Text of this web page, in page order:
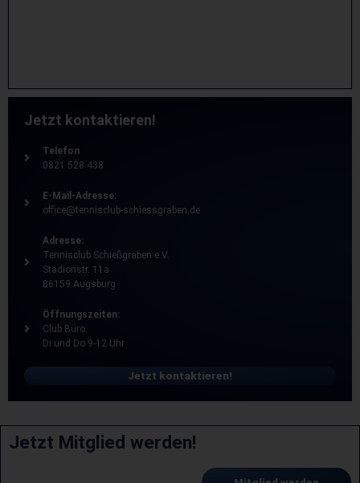
Jetzt kontaktieren!
Telefon
0821 528 438
E-Mail-Adresse:
office@tennisclub-schiessgraben.de
Adresse:
Tennisclub Schießgraben e.V.
Stadionstr. 11a
86159 Augsburg
Öffnungszeiten:
Club Büro:
Di und Do 9-12 Uhr
Jetzt kontaktieren!
Jetzt Mitglied werden!